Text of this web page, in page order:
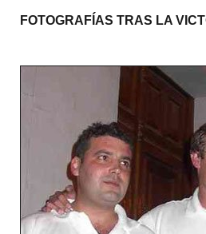
FOTOGRAFÍAS TRAS LA